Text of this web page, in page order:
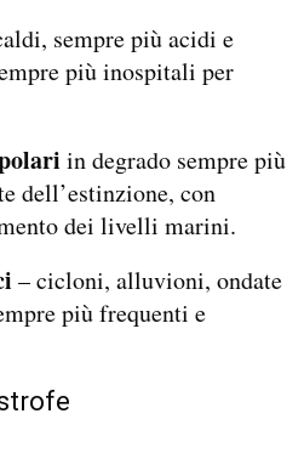
sempre più acidi e
più inospitali per
in degrado sempre più
dell’estinzione, con
dei livelli marini.
– cicloni, alluvioni, ondate
più frequenti e